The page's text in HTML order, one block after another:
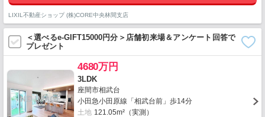
LIXIL不動産ショップ (株)CORE中央林間支店
＜選べるe-GIFT15000円分＞店舗初来場＆アンケート回答で
プレゼント
4680万円
3LDK
座間市相武台
小田急小田原線「相武台前」歩14分
土地 121.05m²（実測）